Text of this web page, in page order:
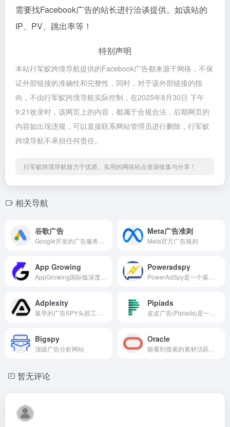
需要找Facebook广告的站长进行洽谈提供。如该站的
IP、PV、跳出率等！
特别声明
本站行军蚁跨境导航提供的Facebook广告都来源于网络，不保
证外部链接的准确性和完整性，同时，对于该外部链接的指
向，不由行军蚁跨境导航实际控制，在2025年8月30日 下午
9:21收录时，该网页上的内容，都属于合规合法，后期网页的
内容如出现违规，可以直接联系网站管理员进行删除，行军蚁
跨境导航不承担任何责任。
行军蚁跨境导航致力于优质、实用的网络站点资源收集与分享！
相关导航
谷歌广告 Meta广告准则
Meta官方广告规则
App Growing Poweradspy
Adplexity Pipiads
Bigspy
顶级广告分析网站
Oracle
暂无评论